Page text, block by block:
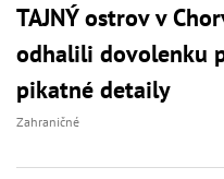
TAJNÝ ostrov v
odhalili dovolenku
pikatné detaily
Zahraničné